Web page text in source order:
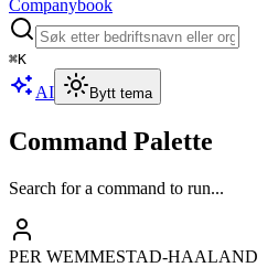
Companybook
⌘K
AI Bytt tema
Command Palette
Search for a command to run...
PER WEMMESTAD-HAALAND